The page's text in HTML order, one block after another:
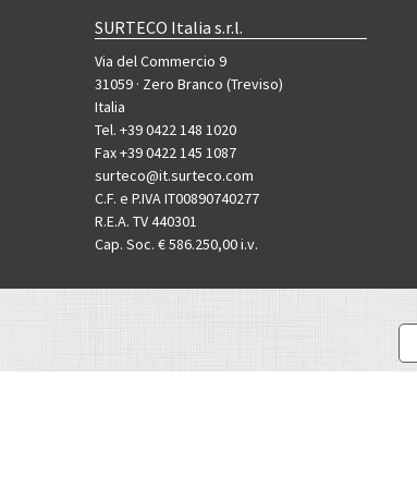
SURTECO Italia s.r.l.
Via del Commercio 9
31059 · Zero Branco (Treviso)
Italia
Tel. +39 0422 148 1020
Fax +39 0422 145 1087
surteco@it.surteco.com
C.F. e P.IVA IT00890740277
R.E.A. TV 440301
Cap. Soc. € 586.250,00 i.v.